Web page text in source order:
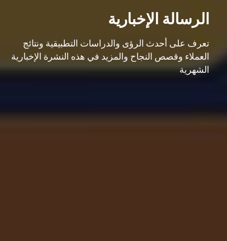
الرسالة الإخبارية
تعرف على أحدث الرؤى والدراسات التطبيقية ونتائج
العملاء وقصص النجاح والمزيد في هذه النشرة الإخبارية
الشهرية